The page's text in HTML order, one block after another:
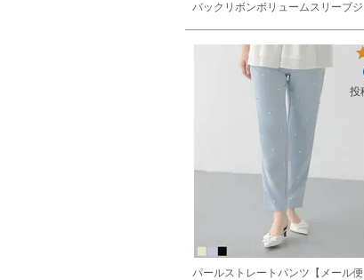
バックリボンボリュームスリーブ
パールストレートパンツ【メール便
投